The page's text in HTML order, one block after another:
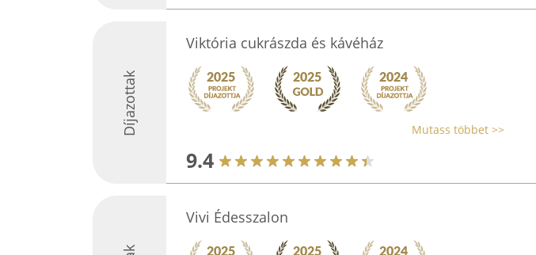
Díjazottak
Viktória cukrászda és kávéház
Mutass többet >>
9.4
Vivi Édesszalon